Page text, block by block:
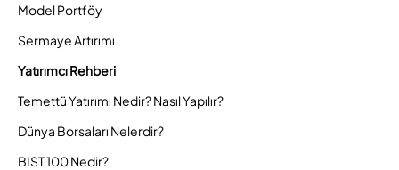
Model Portföy
Sermaye Artırımı
Yatırımcı Rehberi
Temettü Yatırımı Nedir? Nasıl Yapılır?
Dünya Borsaları Nelerdir?
BIST 100 Nedir?